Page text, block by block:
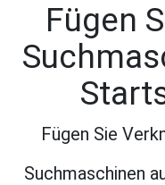
Fügen
Fügen Sie
Suchmaschinen